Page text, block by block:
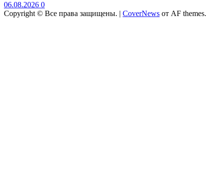
06.08.2026 0
Copyright © Все права защищены. | CoverNews от AF themes.